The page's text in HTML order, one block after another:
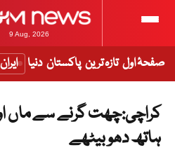
9 Aug, 2026
صفحۂ اول تازہ ترین پاکستان دنیا
ہاتھ دھو بیٹھے